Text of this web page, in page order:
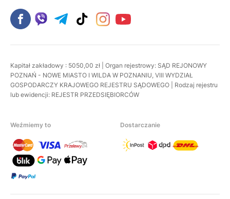
Kapitał zakładowy : 5050,00 zł | Organ rejestrowy: SĄD REJONOWY
POZNAŃ - NOWE MIASTO I WILDA W POZNANIU, VIII WYDZIAŁ
GOSPODARCZY KRAJOWEGO REJESTRU SĄDOWEGO | Rodzaj rejestru
lub ewidencji: REJESTR PRZEDSIĘBIORCÓW
Weźmiemy to Dostarczanie